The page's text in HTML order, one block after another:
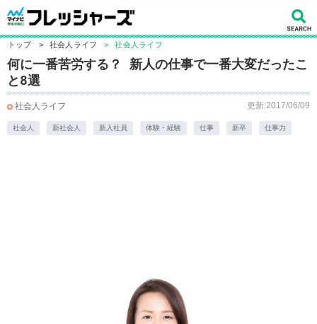
トップ > 社会人ライフ > 社会人ライフ
何に一番苦労する？ 新人の仕事で一番大変だったこ
と8選
社会人ライフ 更新:2017/06/09
社会人 新社会人 新入社員 体験・経験 仕事 新卒 仕事力